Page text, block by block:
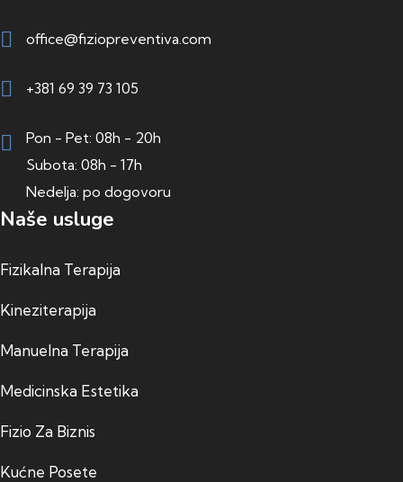
office@fiziopreventiva.com
+381 69 39 73 105
Pon - Pet: 08h - 20h
Subota: 08h - 17h
Nedelja: po dogovoru
Naše usluge
Fizikalna Terapija
Kineziterapija
Manuelna Terapija
Medicinska Estetika
Fizio Za Biznis
Kućne Posete